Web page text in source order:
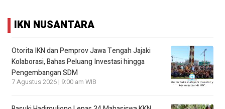
IKN NUSANTARA
Otorita IKN dan Pemprov Jawa Tengah Jajaki
Kolaborasi, Bahas Peluang Investasi hingga
Pengembangan SDM
7 Agustus 2026 | 9:00 am WIB